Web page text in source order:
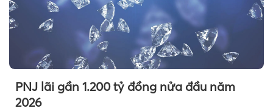
PNJ lãi gần 1.200 tỷ đồng nửa đầu năm
2026